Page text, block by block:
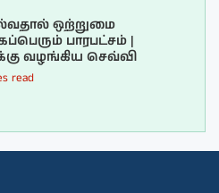
ஒற்றுமை
பாரபட்சம் |
வழங்கிய செவ்வி
read